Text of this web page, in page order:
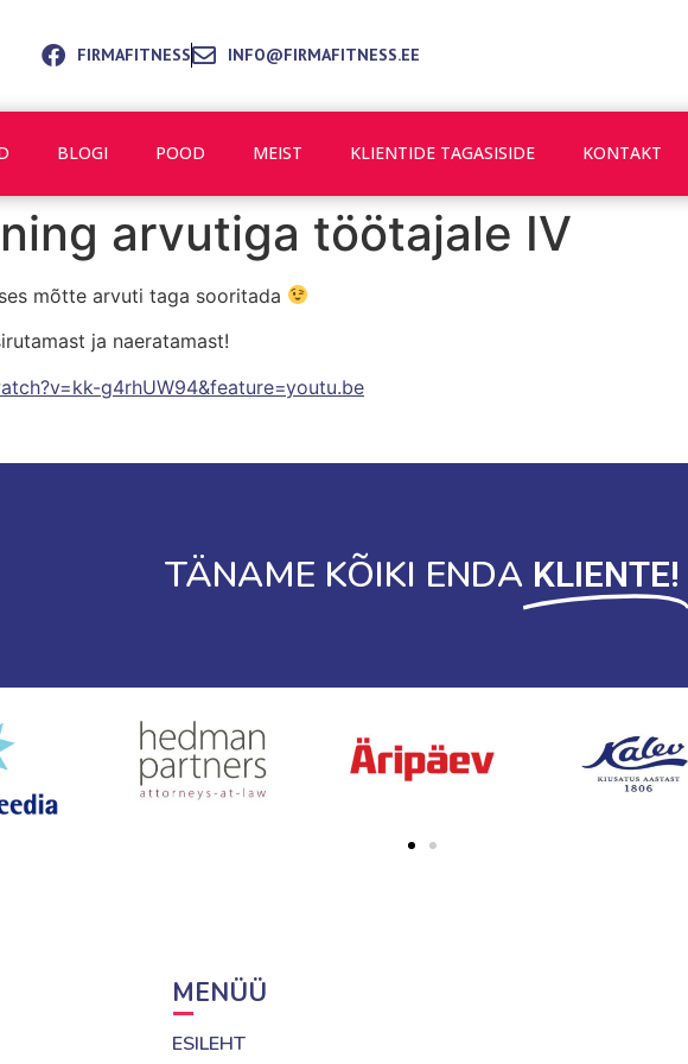
FIRMAFITNESS INFO@FIRMAFITNESS.EE
BLOGI POOD MEIST KLIENTIDE TAGASISIDE KONTAKT
arvutiga töötajale IV
mõtte arvuti taga sooritada
ja naeratamast!
g4rhUW94&feature=youtu.be
TÄNAME KÕIKI ENDA KLIENTE!
MENÜÜ
ESILEHT